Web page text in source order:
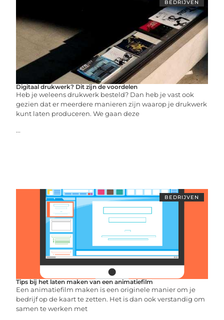
BEDRIJVEN
Digitaal drukwerk? Dit zijn de voordelen
Heb je weleens drukwerk besteld? Dan heb je vast ook
gezien dat er meerdere manieren zijn waarop je drukwerk
kunt laten produceren. We gaan deze
...
BEDRIJVEN
Tips bij het laten maken van een animatiefilm
Een animatiefilm maken is een originele manier om je
bedrijf op de kaart te zetten. Het is dan ook verstandig om
samen te werken met